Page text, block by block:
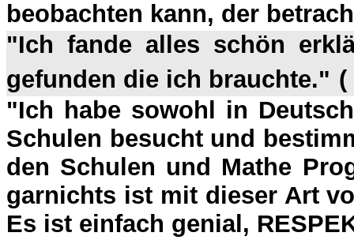
beobachten kann, der
"Ich fande alles schön
gefunden die ich brauchte." (
"Ich habe sowohl in
Schulen besucht und
den Schulen und Mathe
garnichts ist mit dieser Art
Es ist einfach genial,